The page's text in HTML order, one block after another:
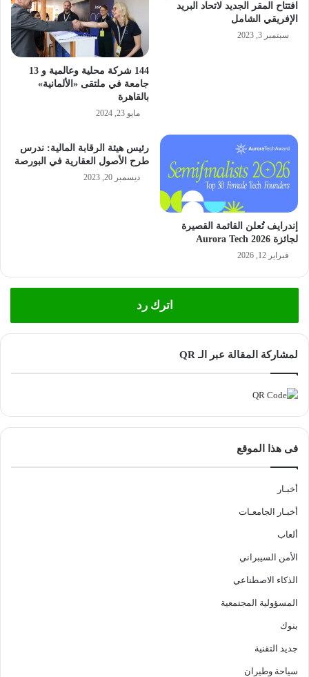
افتتاح المقر الجديد لاتحاد البريد
الإفريقي الشامل
سبتمبر 3, 2023
144 شركة محلية وعالمية و 13
جامعة في ملتقى «الألمانية»
بالقاهرة
مايو 23, 2024
إندرايف تُعلن القائمة القصيرة
لجائزة Aurora Tech 2026
فبراير 12, 2026
رئيس هيئة الرقابة المالية: ندرس
طرح الأصول العقارية في البورصة
ديسمبر 20, 2023
اترك رد
لمشاركة المقالة عبر الـ QR
فى هذا الموقع
أخبـار
أخبـار الجامعـات
ألعاب
الأمن السيبراني
الذكاء الاصطناعي
المسؤولية المجتمعية
بنوك
جديد التقنية
سياحة وطيران